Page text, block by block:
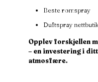
Beste romspray
Duftspray
Opplev forskjellen
– en investering i
atmosfære.